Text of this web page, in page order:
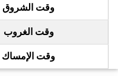
وقت الشروق
وقت الغروب
وقت الإمساك